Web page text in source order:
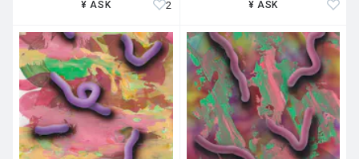
¥ ASK 2 ¥ ASK